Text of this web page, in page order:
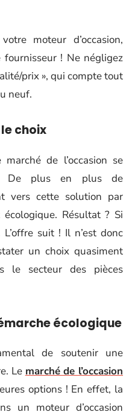
moteur d’occasion,
! Ne négligez
prix », qui compte tout
neuf.
choix
de l’occasion se
De plus en plus de
vers cette solution par
Résultat ? Si
suit ! Il n’est donc
un choix quasiment
le secteur des pièces
écologique
de soutenir une
Le marché de l’occasion
options ! En effet, la
un moteur d’occasion